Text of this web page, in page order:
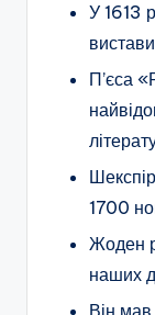
У 1613
П’єса
1700
Жоден
наших